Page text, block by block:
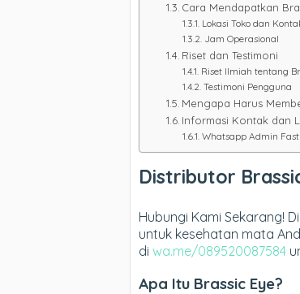
Cara Mendapatkan
Lokasi Toko dan
Jam Operasional
Riset dan Testimoni
Riset Ilmiah tentang
Testimoni Pengguna
Mengapa Harus
Informasi Kontak dan
Whatsapp Admin Fast
Distributor
Hubungi Kami Sekarang!
untuk kesehatan mata
di wa.me/089520087584
Apa Itu Brassic Eye?